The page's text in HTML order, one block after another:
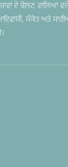
ਦੇ ਬੋਲਣ ਵਾਲਿਆਂ ਵਜੋਂ
ਸੰਕੇਤ ਅਤੇ